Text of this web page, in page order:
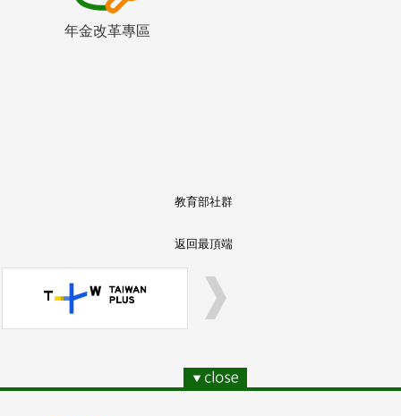
年金改革專區
教育部社群
返回最頂端